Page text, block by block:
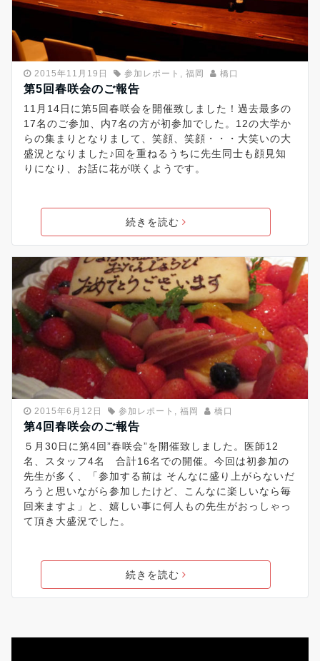
2015年11月19日 参加レポート 福岡 橋口
第5回春咲会のご報告
11月14日に第5回春咲会を開催致しました！過去最多の
17名のご参加、内7名の方が初参加でした。12の大学か
らの集まりとなりまして、笑顔、笑顔・・・大笑いの大
盛況となりました♪回を重ねるうちに先生同士も顔見知
りになり、お話に花が咲くようです。
続きを読む
2015年6月12日 参加レポート , 福岡 橋口
第4回春咲会のご報告
５月30日に第4回”春咲会”を開催致しました。医師12
名、スタッフ4名 合計16名での開催。今回は初参加の
先生が多く、「参加する前は そんなに盛り上がらないだ
ろうと思いながら参加したけど、こんなに楽しいなら毎
回来ますよ」と、嬉しい事に何人もの先生がおっしゃっ
て頂き大盛況でした。
続きを読む